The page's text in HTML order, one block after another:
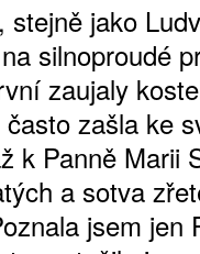
stejně jako
silnoproudé
zaujaly
zašla ke
k Panně Marii
a sotva
jsem jen